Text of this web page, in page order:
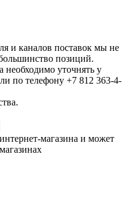
и каналов поставок мы не
позиций.
уточнять у
по телефону +7 812 363-4-
магазина и может